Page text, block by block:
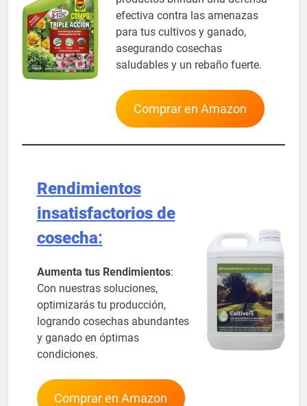
efectiva contra las amenazas
para tus cultivos y ganado,
asegurando cosechas
saludables y un rebaño fuerte.
Comprar en Amazon
Rendimientos
insatisfactorios de
cosecha:
Aumenta tus Rendimientos:
Con nuestras soluciones,
optimizarás tu producción,
logrando cosechas abundantes
y ganado en óptimas
condiciones.
Comprar en Amazon